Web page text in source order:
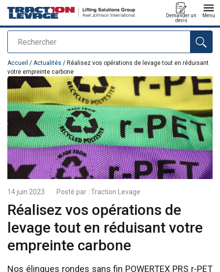
Rechercher
Demander un
devis
Menu
Ajouté au panier
Accueil / Actualités / Réalisez vos opérations de levage tout en réduisant
votre empreinte carbone
14 juin 2023 Posté par : Traction Levage
Réalisez vos opérations de
levage tout en réduisant votre
empreinte carbone
Nos élingues rondes sans fin POWERTEX PRS r-PET